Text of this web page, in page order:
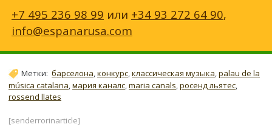
+7 495 236 98 99 или +34 93 272 64 90,
info@espanarusa.com
Метки: барселона,конкурс,классическая музыка,palau de la
música catalana мария каналс maria canals росенд льятес
rossend llates
[senderrorinarticle]